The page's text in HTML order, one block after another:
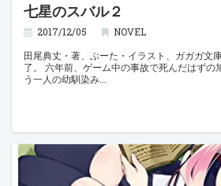
七星のスバル２
2017/12/05
NOVEL
田尾典丈・著、ぶーた・イラスト、ガガガ文
了。 六年前、ゲーム中の事故で死んだはずの
う一人の幼馴染み